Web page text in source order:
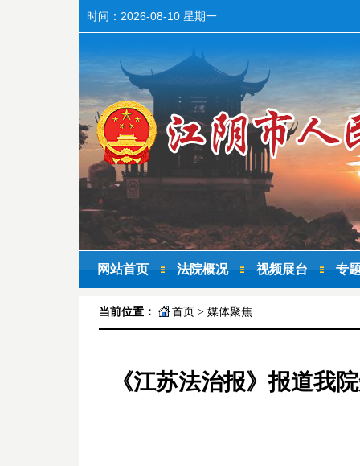
时间： 2026-08-10 星期一
网站首页 法院概况 视频展台 专
当前位置： 首页 > 媒体聚焦
《江苏法治报》报道我